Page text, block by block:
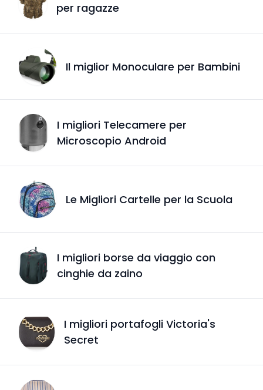
per ragazze
Il miglior Monoculare per Bambini
I migliori Telecamere per
Microscopio Android
Le Migliori Cartelle per la Scuola
I migliori borse da viaggio con
cinghie da zaino
I migliori portafogli Victoria's
Secret